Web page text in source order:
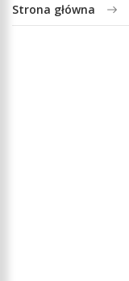
Strona główna